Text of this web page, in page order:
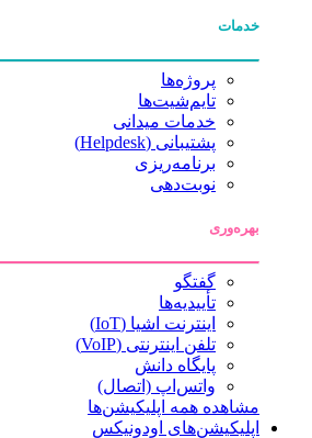
خدمات
پروژه‌ها
تایم‌شیت‌ها
خدمات میدانی
پشتیبانی (Helpdesk)
برنامه‌ریزی
نوبت‌دهی
بهره‌وری
گفتگو
تأییدیه‌ها
اینترنت اشیا (IoT)
تلفن اینترنتی (VoIP)
پایگاه دانش
واتس‌اپ (اتصال)
مشاهده همه اپلیکیشن‌ها
اپلیکیشن‌های اودونیکس